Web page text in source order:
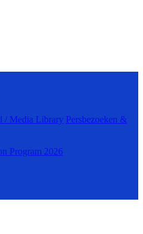
/ Media Library Persbezoeken &
Program 2026